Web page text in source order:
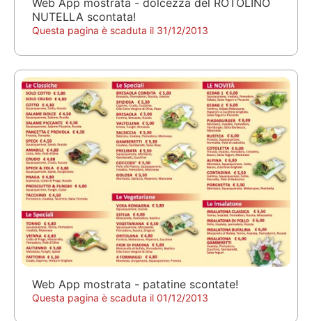
NUTELLA scontata!
Questa pagina è scaduta il 31/12/2013
Web App mostrata - patatine scontate!
Questa pagina è scaduta il 01/12/2013